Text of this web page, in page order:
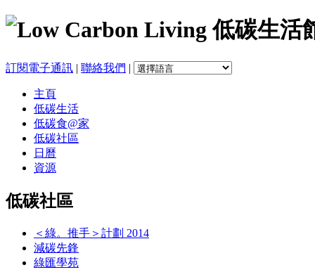
訂閱電子通訊 | 聯絡我們 |
主頁
低碳生活
低碳食@家
低碳社區
日曆
資源
低碳社區
＜綠。推手＞計劃 2014
減碳先鋒
綠匯學苑